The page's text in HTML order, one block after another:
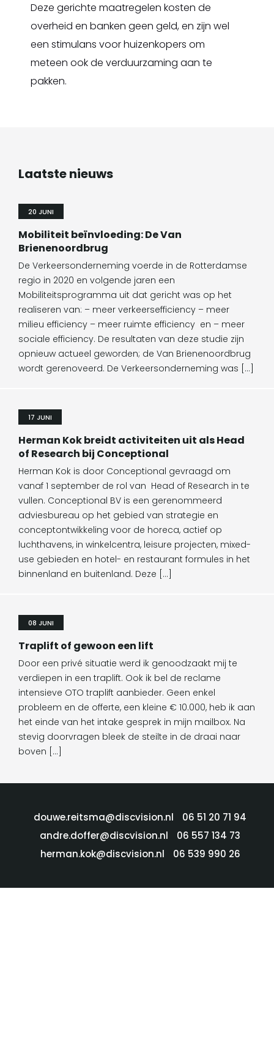
Deze gerichte maatregelen kosten de
overheid en banken geen geld, en zijn wel
een stimulans voor huizenkopers om
meteen ook de verduurzaming aan te
pakken.
Laatste nieuws
20 JUNI
Mobiliteit beïnvloeding: De Van
Brienenoordbrug
De Verkeersonderneming voerde in de Rotterdamse
regio in 2020 en volgende jaren een
Mobiliteitsprogramma uit dat gericht was op het
realiseren van: – meer verkeersefficiency – meer
milieu efficiency – meer ruimte efficiency en – meer
sociale efficiency. De resultaten van deze studie zijn
opnieuw actueel geworden; de Van Brienenoordbrug
wordt gerenoveerd. De Verkeersonderneming was […]
17 JUNI
Herman Kok breidt activiteiten uit als Head
of Research bij Conceptional
Herman Kok is door Conceptional gevraagd om
vanaf 1 september de rol van Head of Research in te
vullen. Conceptional BV is een gerenommeerd
adviesbureau op het gebied van strategie en
conceptontwikkeling voor de horeca, actief op
luchthavens, in winkelcentra, leisure projecten, mixed-
use gebieden en hotel- en restaurant formules in het
binnenland en buitenland. Deze […]
08 JUNI
Traplift of gewoon een lift
Door een privé situatie werd ik genoodzaakt mij te
verdiepen in een traplift. Ook ik bel de reclame
intensieve OTO traplift aanbieder. Geen enkel
probleem en de offerte, een kleine € 10.000, heb ik aan
het einde van het intake gesprek in mijn mailbox. Na
stevig doorvragen bleek de steilte in de draai naar
boven […]
douwe.reitsma@discvision.nl
06 51 20 71 94
andre.doffer@discvision.nl
06 557 134 73
herman.kok@discvision.nl
06 539 990 26